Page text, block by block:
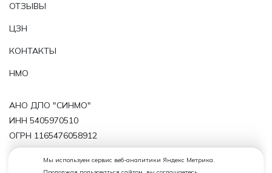
Мы используем сервис веб-аналитики Яндекс Метрика.
ОТЗЫВЫ
ЦЗН
КОНТАКТЫ
НМО
АНО ДПО "СИНМО"
ИНН 5405970510
ОГРН 1165476058912
Политика обработки персональных данных